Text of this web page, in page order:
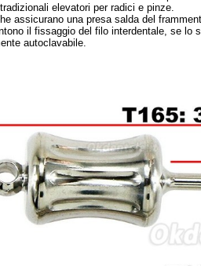
elevatori per radici e pinze.
assicurano una presa salda del
il fissaggio del filo interdentale, se lo
autoclavabile.